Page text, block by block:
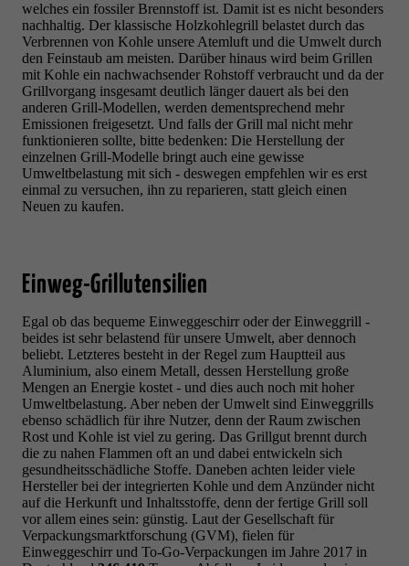
welches ein fossiler Brennstoff ist. Damit ist es nicht besonders
nachhaltig. Der klassische Holzkohlegrill belastet durch das
Verbrennen von Kohle unsere Atemluft und die Umwelt durch
den Feinstaub am meisten. Darüber hinaus wird beim Grillen
mit Kohle ein nachwachsender Rohstoff verbraucht und da der
Grillvorgang insgesamt deutlich länger dauert als bei den
anderen Grill-Modellen, werden dementsprechend mehr
Emissionen freigesetzt. Und falls der Grill mal nicht mehr
funktionieren sollte, bitte bedenken: Die Herstellung der
einzelnen Grill-Modelle bringt auch eine gewisse
Umweltbelastung mit sich - deswegen empfehlen wir es erst
einmal zu versuchen, ihn zu reparieren, statt gleich einen
Neuen zu kaufen.
Einweg-Grillutensilien
Egal ob das bequeme Einweggeschirr oder der Einweggrill -
beides ist sehr belastend für unsere Umwelt, aber dennoch
beliebt. Letzteres besteht in der Regel zum Hauptteil aus
Aluminium, also einem Metall, dessen Herstellung große
Mengen an Energie kostet - und dies auch noch mit hoher
Umweltbelastung. Aber neben der Umwelt sind Einweggrills
ebenso schädlich für ihre Nutzer, denn der Raum zwischen
Rost und Kohle ist viel zu gering. Das Grillgut brennt durch
die zu nahen Flammen oft an und dabei entwickeln sich
gesundheitsschädliche Stoffe. Daneben achten leider viele
Hersteller bei der integrierten Kohle und dem Anzünder nicht
auf die Herkunft und Inhaltsstoffe, denn der fertige Grill soll
vor allem eines sein: günstig. Laut der Gesellschaft für
Verpackungsmarktforschung (GVM), fielen für
Einweggeschirr und To-Go-Verpackungen im Jahre 2017 in